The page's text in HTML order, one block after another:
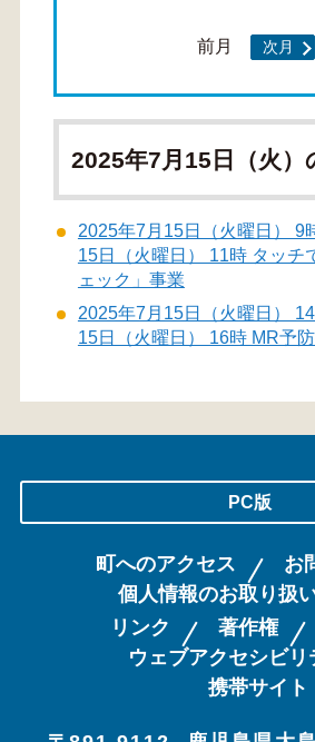
前月 次月
2025年7月15日（火）
2025年7月15日（火曜日） 9
15日（火曜日） 11時 タッチ
ェック」事業
2025年7月15日（火曜日）
15日（火曜日） 16時 MR予
PC版
町へのアクセス
お
個人情報のお取り扱
リンク
著作権
ウェブアクセシビリ
携帯サイト